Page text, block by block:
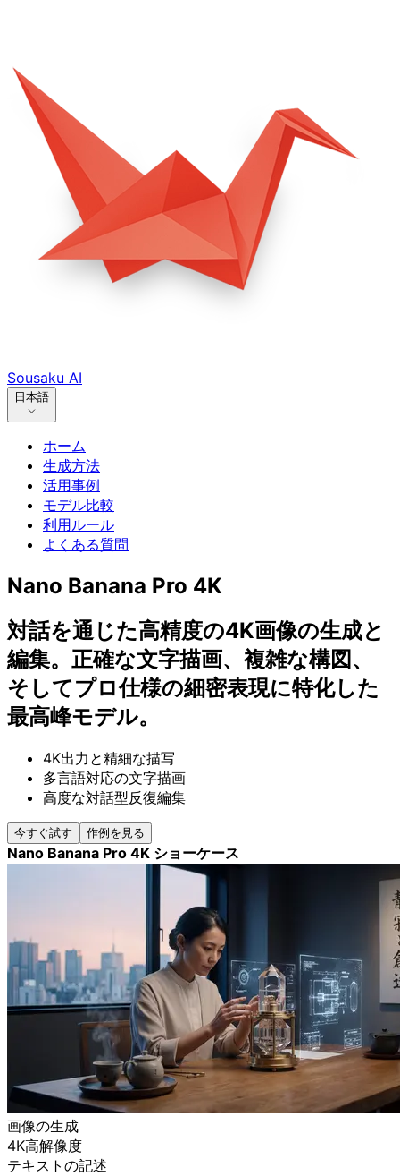
Sousaku AI
日本語
ホーム
生成方法
活用事例
モデル比較
利用ルール
よくある質問
Nano Banana Pro 4K
対話を通じた高精度の4K画像の生成と
編集。正確な文字描画、複雑な構図、
そしてプロ仕様の細密表現に特化した
最高峰モデル。
4K出力と精細な描写
多言語対応の文字描画
高度な対話型反復編集
今すぐ試す 作例を見る
Nano Banana Pro 4K ショーケース
画像の生成
4K高解像度
テキストの記述